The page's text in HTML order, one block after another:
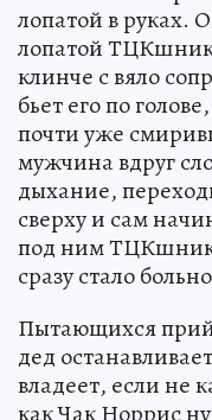
лопатой в руках.
лопатой
клинче с вяло
бьет его по
почти уже
мужчина вдруг
дыхание,
сверху и сам
под ним
сразу стало
Пытающихся
дед
владеет, если не